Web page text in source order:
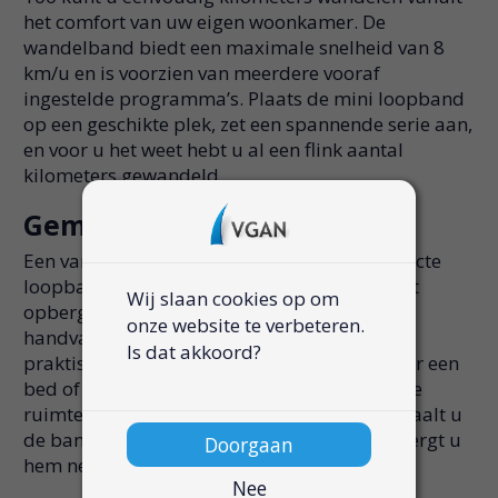
het comfort van uw eigen woonkamer. De
wandelband biedt een maximale snelheid van 8
km/u en is voorzien van meerdere vooraf
ingestelde programma’s. Plaats de mini loopband
op een geschikte plek, zet een spannende serie aan,
en voor u het weet hebt u al een flink aantal
kilometers gewandeld.
Gemakkelijk op te bergen
Een van de grootste voordelen van de compacte
loopband is het gemak waarmee u deze kunt
opbergen. Doordat de wandelband geen
handvatten heeft, kunt u deze dankzij de
praktische transportwieltjes eenvoudig onder een
bed of kast schuiven, zodat hij geen onnodige
ruimte inneemt. Wanneer u wilt wandelen, haalt u
de band snel tevoorschijn, en na uw sessie bergt u
hem net zo gemakkelijk weer op.
Wij slaan cookies op om
onze website te verbeteren.
Is dat akkoord?
Doorgaan
Nee